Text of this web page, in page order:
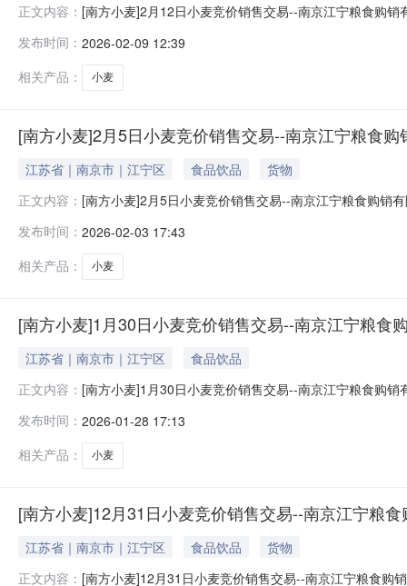
正文内容： [南方小麦]2月12日小麦竞价销售交易--南京江宁粮食购
循环竞价）。二、2月12日现货竞价交易标书买方在
认可
发布时间： 2026-02-09 12:39
相关产品：
小麦
[南方小麦]2月5日小麦竞价销售交易--南京江宁粮食购
江苏省｜南京市｜江宁区 食品饮品
货物
正文内容： [南方小麦]2月5日小麦竞价销售交易--南京江宁粮食购销
环竞价）。二、2月5日现货竞价交易标书买方在2026年
仓内粮食质
发布时间： 2026-02-03 17:43
相关产品：
小麦
[南方小麦]1月30日小麦竞价销售交易--南京江宁粮食
江苏省｜南京市｜江宁区
食品饮品
正文内容： [南方小麦]1月30日小麦竞价销售交易--南京江宁粮食购
循环竞价）。二、1月30日现货竞价交易标书买方在
认可
发布时间： 2026-01-28 17:13
相关产品：
小麦
[南方小麦]12月31日小麦竞价销售交易--南京江宁粮
江苏省｜南京市｜江宁区 食品饮品
货物
正文内容： [南方小麦]12月31日小麦竞价销售交易--南京江宁粮食购